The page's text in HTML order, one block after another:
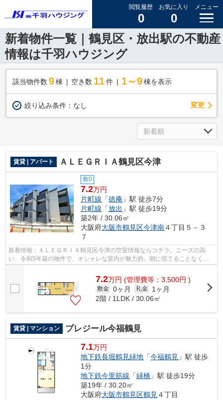
閲覧履歴
0
お気に入り
0
メニュー
新着物件一覧｜鶴見区・放出駅の不動産
情報は千羽ハウジング
該当物件数 9棟 空き数 11 件 1～9 棟を表示
絞り込み条件： なし 変更
賃貸 | アパート ＡＬＥＧＲＩＡ鶴見区今津
敷0
7.2万円
片町線 「徳庵 」駅 徒歩7分
片町線 「放出 」駅 徒歩19分
築2年 / 30.06㎡
大阪府大阪市鶴見区今津南４丁目５－３
７
新着情報：ＡＬＥＧＲＩＡ鶴見区今津の空室情報ならコチラ。ニーズの高
い、令和5年築の物件で、オシャレな室内が魅力的。朝に慌てることなく行
7.2万円 (管理費等：3,500円 )
敷金 0ヶ月 礼金
1ヶ月
2階 / 1LDK / 30.06㎡
賃貸 | マンション プレジール今福鶴見
7.1万円
地下鉄長堀鶴見緑地 「今福鶴見 」駅 徒歩
1分
地下鉄今里筋線 「緑橋 」駅 徒歩19分
築19年 / 30.20㎡
大阪府大阪市鶴見区鶴見 ４丁目